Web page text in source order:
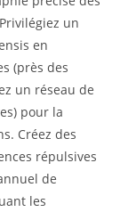
un
en
(près des
un réseau de
pour la
Créez des
répulsives
de
les